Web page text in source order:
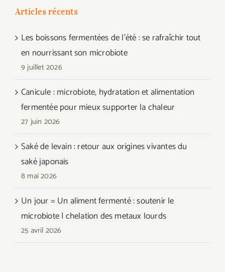
Articles récents
Les boissons fermentées de l’été : se rafraîchir tout
en nourrissant son microbiote
9 juillet 2026
Canicule : microbiote, hydratation et alimentation
fermentée pour mieux supporter la chaleur
27 juin 2026
Saké de levain : retour aux origines vivantes du
saké japonais
8 mai 2026
Un jour = Un aliment fermenté : soutenir le
microbiote | chelation des metaux lourds
25 avril 2026